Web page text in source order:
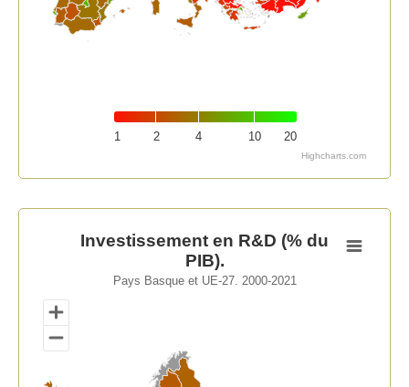
1 2 4 10 20
Highcharts.com
Investissement en R&D (% du PIB).
Map of unspecified region with 1 data series.
Pays Basque et UE-27. 2000-2021
View as data table, Investissement en R&D (% du PIB).
Investissement en R&D (% du
PIB).
Pays Basque et UE-27. 2000-2021